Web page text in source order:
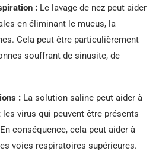
: Le lavage de nez peut aider
en éliminant le mucus, la
Cela peut être particulièrement
souffrant de sinusite, de
: La solution saline peut aider à
virus qui peuvent être présents
conséquence, cela peut aider à
voies respiratoires supérieures.